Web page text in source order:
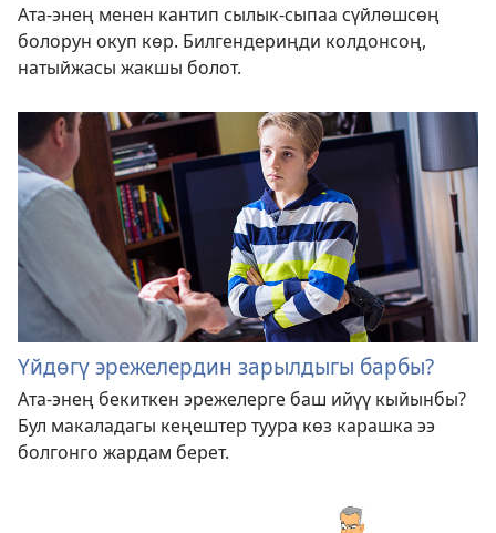
Ата-энең менен кантип сылык-сыпаа сүйлөшсөң
болорун окуп көр. Билгендериңди колдонсоң,
натыйжасы жакшы болот.
Үйдөгү эрежелердин зарылдыгы барбы?
Ата-энең бекиткен эрежелерге баш ийүү кыйынбы?
Бул макаладагы кеңештер туура көз карашка ээ
болгонго жардам берет.